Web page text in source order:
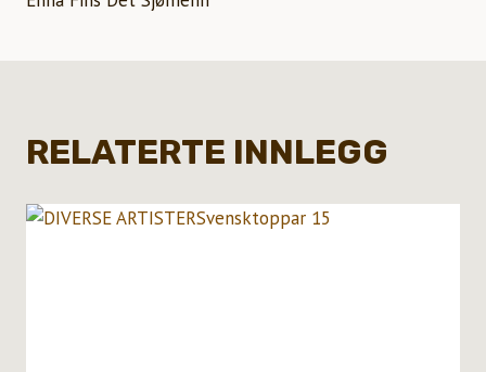
RELATERTE INNLEGG